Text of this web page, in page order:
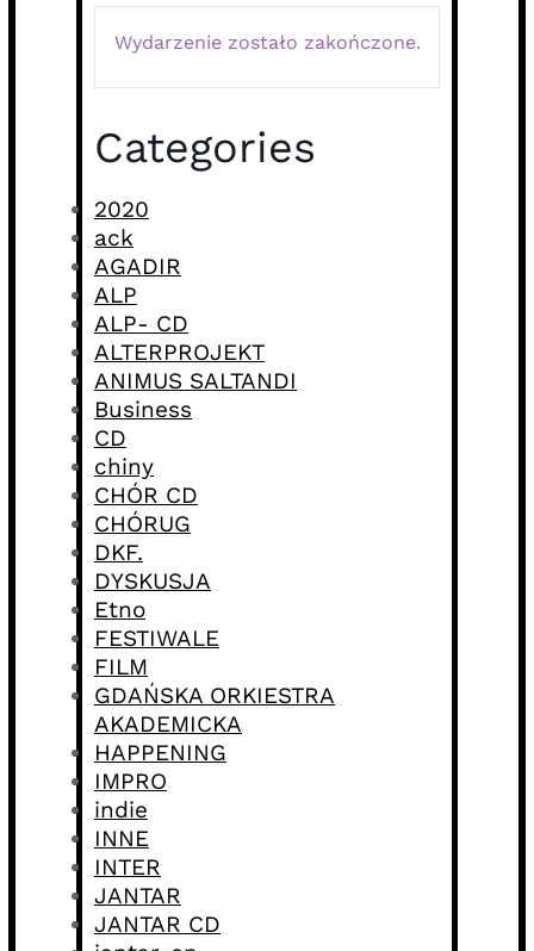
Wydarzenie zostało zakończone.
Categories
2020
ack
AGADIR
ALP
ALP- CD
ALTERPROJEKT
ANIMUS SALTANDI
Business
CD
chiny
CHÓR CD
CHÓRUG
DKF.
DYSKUSJA
Etno
FESTIWALE
FILM
GDAŃSKA ORKIESTRA
AKADEMICKA
HAPPENING
IMPRO
indie
INNE
INTER
JANTAR
JANTAR CD